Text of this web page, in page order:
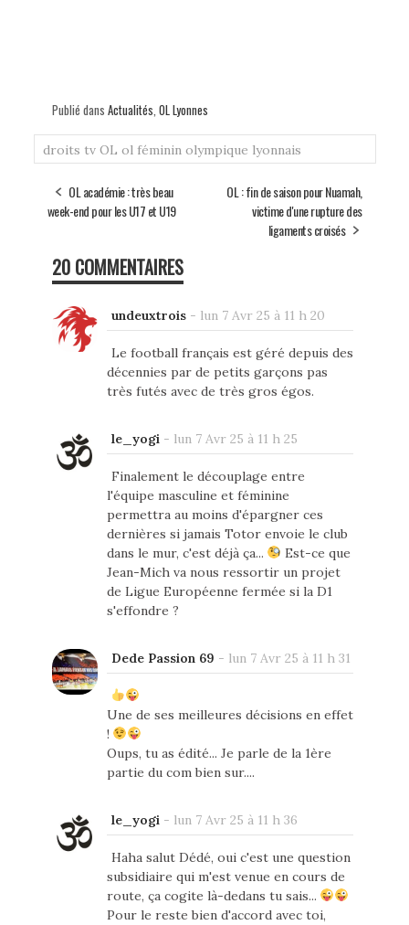
Publié dans Actualités, OL Lyonnes
droits tv OL ol féminin olympique lyonnais
OL académie : très beau
week-end pour les U17 et U19
OL : fin de saison pour Nuamah,
victime d'une rupture des
ligaments croisés
20 COMMENTAIRES
undeuxtrois- lun 7 Avr 25 à 11 h 20
Le football français est géré depuis des
décennies par de petits garçons pas
très futés avec de très gros égos.
le_yogi- lun 7 Avr 25 à 11 h 25
Finalement le découplage entre
l'équipe masculine et féminine
permettra au moins d'épargner ces
dernières si jamais Totor envoie le club
dans le mur, c'est déjà ça...
Est-ce que
Jean-Mich va nous ressortir un projet
de Ligue Européenne fermée si la D1
s'effondre ?
Dede Passion 69 - lun 7 Avr 25 à 11 h 31
Une de ses meilleures décisions en effet
!
Oups, tu as édité... Je parle de la 1ère
partie du com bien sur....
le_yogi- lun 7 Avr 25 à 11 h 36
Haha salut Dédé, oui c'est une question
subsidiaire qui m'est venue en cours de
route, ça cogite là-dedans tu sais...
Pour le reste bien d'accord avec toi,